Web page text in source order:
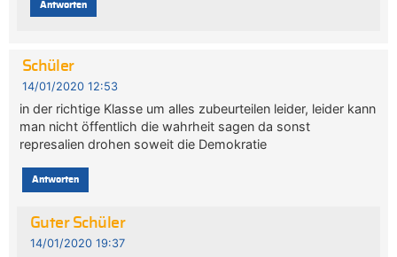
Antworten
Schüler
14/01/2020 12:53
in der richtige Klasse um alles zubeurteilen leider, leider kann
man nicht öffentlich die wahrheit sagen da sonst
represalien drohen soweit die Demokratie
Antworten
Guter Schüler
14/01/2020 19:37